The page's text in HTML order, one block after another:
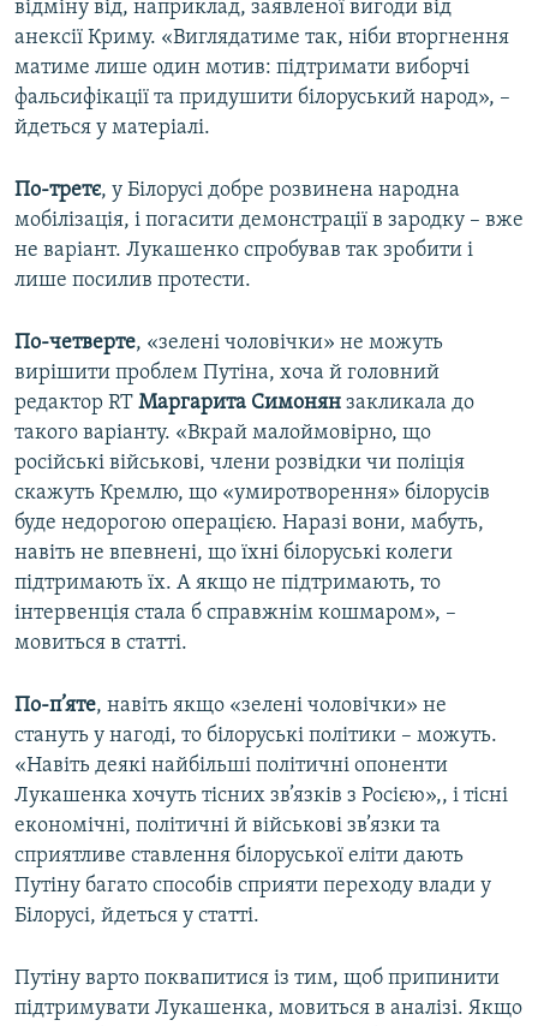
відміну від, наприклад, заявленої вигоди від
анексії Криму. «Виглядатиме так, ніби вторгнення
матиме лише один мотив: підтримати виборчі
фальсифікації та придушити білоруський народ», –
йдеться у матеріалі.
По-третє, у Білорусі добре розвинена народна
мобілізація, і погасити демонстрації в зародку – вже
не варіант. Лукашенко спробував так зробити і
лише посилив протести.
По-четверте, «зелені чоловічки» не можуть
вирішити проблем Путіна, хоча й головний
редактор RT Маргарита Симонян закликала до
такого варіанту. «Вкрай малоймовірно, що
російські військові, члени розвідки чи поліція
скажуть Кремлю, що «умиротворення» білорусів
буде недорогою операцією. Наразі вони, мабуть,
навіть не впевнені, що їхні білоруські колеги
підтримають їх. А якщо не підтримають, то
інтервенція стала б справжнім кошмаром», –
мовиться в статті.
По-п’яте, навіть якщо «зелені чоловічки» не
стануть у нагоді, то білоруські політики – можуть.
«Навіть деякі найбільші політичні опоненти
Лукашенка хочуть тісних зв’язків з Росією»,, і тісні
економічні, політичні й військові зв’язки та
сприятливе ставлення білоруської еліти дають
Путіну багато способів сприяти переходу влади у
Білорусі, йдеться у статті.
Путіну варто поквапитися із тим, щоб припинити
підтримувати Лукашенка, мовиться в аналізі. Якщо